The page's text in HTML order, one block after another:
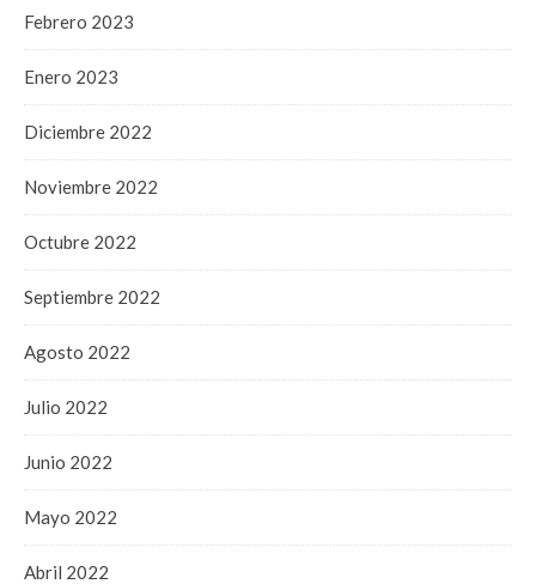
Febrero 2023
Enero 2023
Diciembre 2022
Noviembre 2022
Octubre 2022
Septiembre 2022
Agosto 2022
Julio 2022
Junio 2022
Mayo 2022
Abril 2022